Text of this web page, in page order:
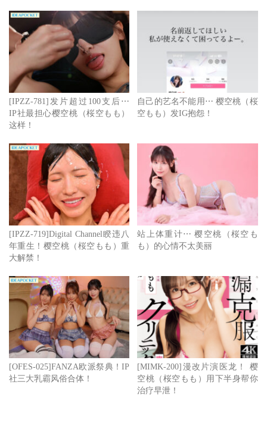
[IPZZ-781]发片超过100支后⋯
IP社最担心樱空桃（桜空もも）
这样！
自己的艺名不能用⋯ 樱空桃（桜
空もも）发IG抱怨！
[IPZZ-719]Digital Channel睽违八
年重生！樱空桃（桜空もも）重
大解禁！
站上体重计⋯ 樱空桃（桜空も
も）的心情不太美丽
[OFES-025]FANZA欧派祭典！IP
社三大乳霸风俗合体！
[MIMK-200]漫改片演医龙！ 樱
空桃（桜空もも）用下半身帮你
治疗早泄！